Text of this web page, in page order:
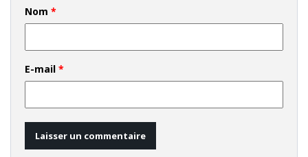
Nom *
E-mail *